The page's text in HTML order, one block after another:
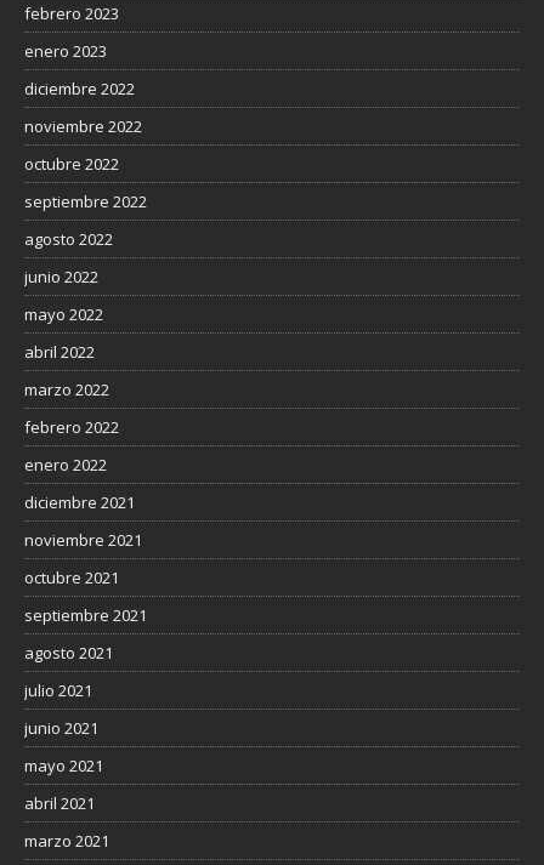
febrero 2023
enero 2023
diciembre 2022
noviembre 2022
octubre 2022
septiembre 2022
agosto 2022
junio 2022
mayo 2022
abril 2022
marzo 2022
febrero 2022
enero 2022
diciembre 2021
noviembre 2021
octubre 2021
septiembre 2021
agosto 2021
julio 2021
junio 2021
mayo 2021
abril 2021
marzo 2021